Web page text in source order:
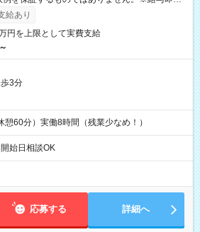
可（利用条件有）
給あり
円を上限として実費支給
3分
憩60分）実働8時間（残業少なめ！）
始日相談OK
応募する 詳細へ